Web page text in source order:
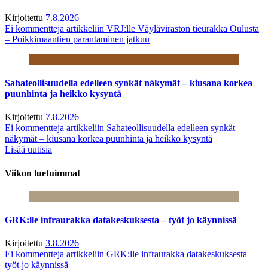
Kirjoitettu 7.8.2026
Ei kommentteja artikkeliin VRJ:lle Väyläviraston tieurakka Oulusta
– Poikkimaantien parantaminen jatkuu
Sahateollisuudella edelleen synkät näkymät – kiusana korkea
puunhinta ja heikko kysyntä
Kirjoitettu 7.8.2026
Ei kommentteja artikkeliin Sahateollisuudella edelleen synkät
näkymät – kiusana korkea puunhinta ja heikko kysyntä
Lisää uutisia
Viikon luetuimmat
GRK:lle infraurakka datakeskuksesta – työt jo käynnissä
Kirjoitettu 3.8.2026
Ei kommentteja artikkeliin GRK:lle infraurakka datakeskuksesta –
työt jo käynnissä